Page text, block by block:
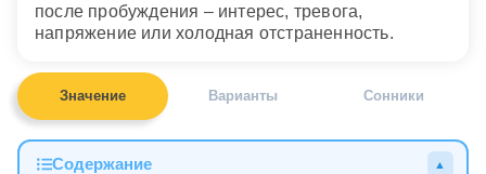
после пробуждения – интерес, тревога,
напряжение или холодная отстраненность.
Значение Варианты Сонники
Содержание ▲